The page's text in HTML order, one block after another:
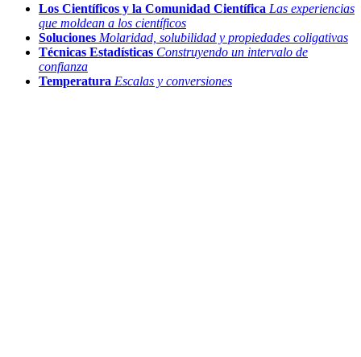
Los Científicos y la Comunidad Científica Las experiencias
que moldean a los científicos
Soluciones Molaridad, solubilidad y propiedades coligativas
Técnicas Estadísticas Construyendo un intervalo de
confianza
Temperatura Escalas y conversiones